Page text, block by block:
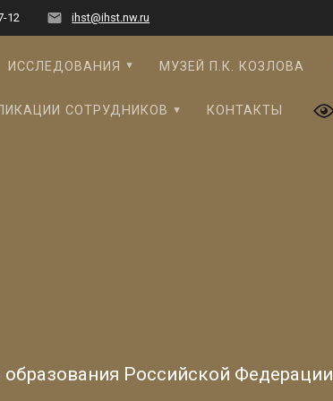
12 ihst@ihst.nw.ru
ИССЛЕДОВАНИЯ МУЗЕЙ П.К. КОЗЛОВА
СОТРУДНИКОВ КОНТАКТЫ
Российской Федерации